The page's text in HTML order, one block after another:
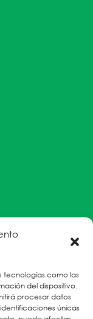
tecnologías como las
del dispositivo.
procesar datos
únicas
con la
y/o
en